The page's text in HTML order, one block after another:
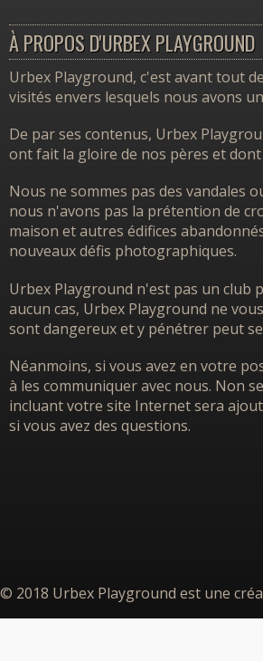
À PROPOS D'URBEX PLAYGROUND
Urbex Playground, c'est avant tout
visités envers lesquels nous avons
De par ses contenus, Urbex
ont fait la gloire de nos pères et
Nous ne sommes pas des vandales
nous n'avons pas la prétention de
maison et autres édifices
nouveaux défis photographiques.
Urbex Playground n'est pas un club
aucun cas, Urbex Playground ne
sont dangereux et y pénétrer peut
Néanmoins, si vous avez en votre
à les communiquer avec nous. Non
incluant votre site Internet sera
si vous avez des questions.
© 2018 Urbex Playground est une